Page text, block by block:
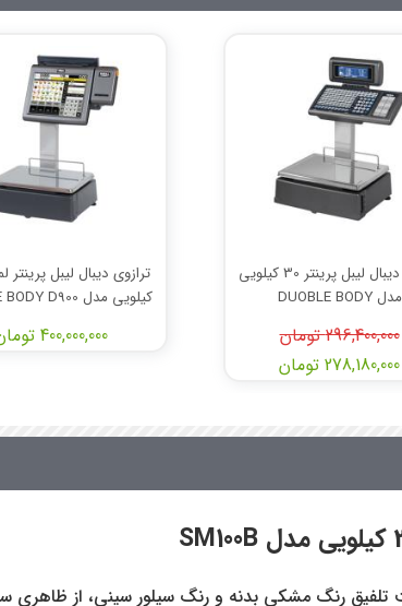
کیلویی مدل DOUBLE BODY D900
400,000,000 تومان
ترازوی دیبال لیبل پرینتر 30 کیلویی
مدل DUOBLE BODY
296,400,000 تومان
278,180,000 تومان
SM100B